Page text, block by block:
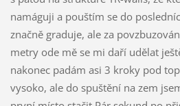
namáguji a pouštím se do
značně graduje, ale za
metry ode mě se mi daří udělat
nakonec padám asi 3 kroky pod
vysoko, ale do spuštění na zem